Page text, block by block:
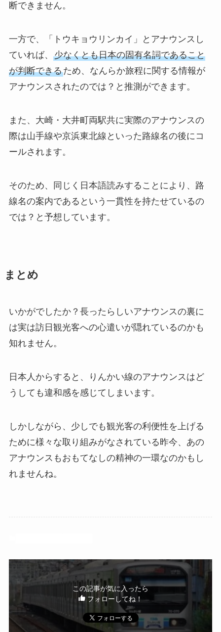
断できません。
一方で、「トウキョウリンカイ」とアナウンスし
ていれば、 少なくとも日本の固有名詞であること
が判断できるため、なんらか旅程に関する情報が
アナウンスされたのでは？と推測ができます。
また、大崎・大井町両駅共に実際のアナウンスの
際は山手線や京浜東北線といった路線名の後にコ
ールされます。
そのため、同じく日本語読みすることにより、路
線名の案内であるという一貫性を持たせているの
では？と予想しています。
まとめ
いかがでしたか？長ったらしいアナウンスの裏に
は実は訪日観光客への心遣いが隠れているのかも
知れません。
日本人からすると、りんかい線のアナウンスはど
うしても違和感を感じてしまいます。
しかしながら、少しでも観光客の利便性を上げる
ために様々な取り組みがなされている昨今、あの
アナウンスもおもてなしの精神の一環なのかもし
れませんね。
この記事が気に入ったら
フォローしてね！